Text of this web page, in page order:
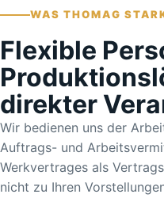
WAS THOMAG
Flexible
direkter
Wir bedienen uns der
Auftrags- und
Werkvertrages als
nicht zu Ihren